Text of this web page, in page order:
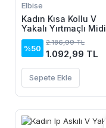
Elbise
Kadın Kısa Kollu V
Yakalı Yırtmaçlı Midi
Boy Viskon Elbise
%50
2.186,99 TL
1.092,99 TL
Sepete Ekle